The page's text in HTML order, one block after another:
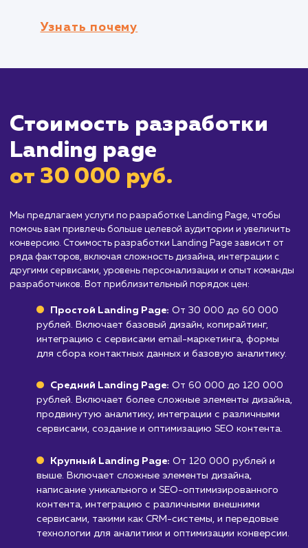
Кому не подходит данный
Компаниям, у которых уже есть
функциональный сайт, удовлетворяющий
: Landing page могут быть
избыточными, если ваш сайт уже
высокий уровень конверсии.
Бизнесам, не готовым инвестировать в
Создание Landing page - это только
работы, так как потом ее еще нужно
продвигать.
Узнать почему
Стоимость разработки
Landing page